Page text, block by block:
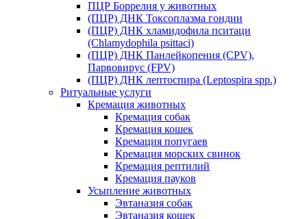
ПЦР Боррелия у животных
(ПЦР) ДНК Токсоплазма гондии
(ПЦР) ДНК хламидофила пситаци
(Chlamydophila psittaci)
(ПЦР) ДНК Панлейкопения (CPV),
Парвовирус (FPV)
(ПЦР) ДНК лептоспира (Leptospira spp.)
Ритуальные услуги
Кремация животных
Кремация собак
Кремация кошек
Кремация попугаев
Кремация морских свинок
Кремация рептилий
Кремация пауков
Усыпление животных
Эвтаназия собак
Эвтаназия кошек